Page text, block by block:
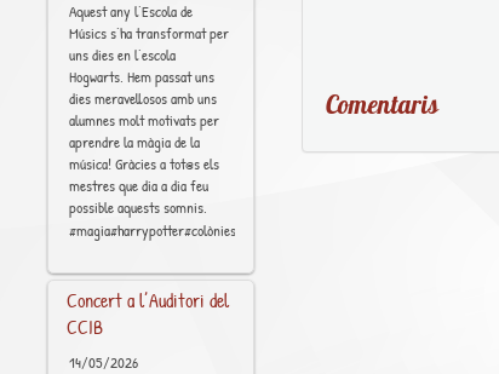
Aquest any l’Escola de
Músics s’ha transformat per
uns dies en l’escola
Hogwarts. Hem passat uns
dies meravellosos amb uns
alumnes molt motivats per
aprendre la màgia de la
música! Gràcies a tot@s els
mestres que dia a dia feu
possible aquests somnis.
#magia#harrypotter#colònies#música#educación
Concert a l’Auditori del
CCIB
14/05/2026
Comentaris